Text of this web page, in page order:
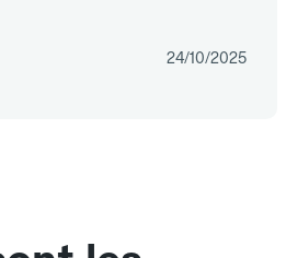
24/10/2025